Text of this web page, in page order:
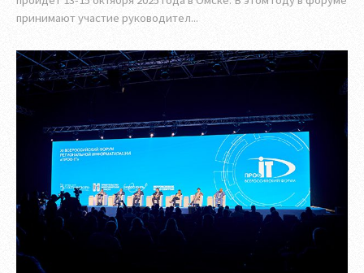
принимают участие руководител...